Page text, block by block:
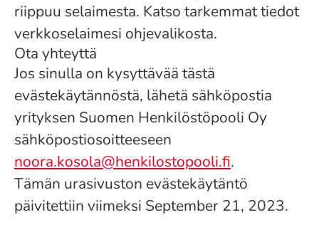
riippuu selaimesta. Katso tarkemmat tiedot
verkkoselaimesi ohjevalikosta.
Ota yhteyttä
Jos sinulla on kysyttävää tästä
evästekäytännöstä, lähetä sähköpostia
yrityksen Suomen Henkilöstöpooli Oy
sähköpostiosoitteeseen
noora.kosola@henkilostopooli.fi.
Tämän urasivuston evästekäytäntö
päivitettiin viimeksi September 21, 2023.